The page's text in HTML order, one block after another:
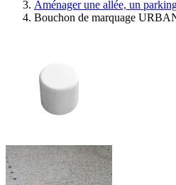
Aménager une allée, un
Bouchon de marquage